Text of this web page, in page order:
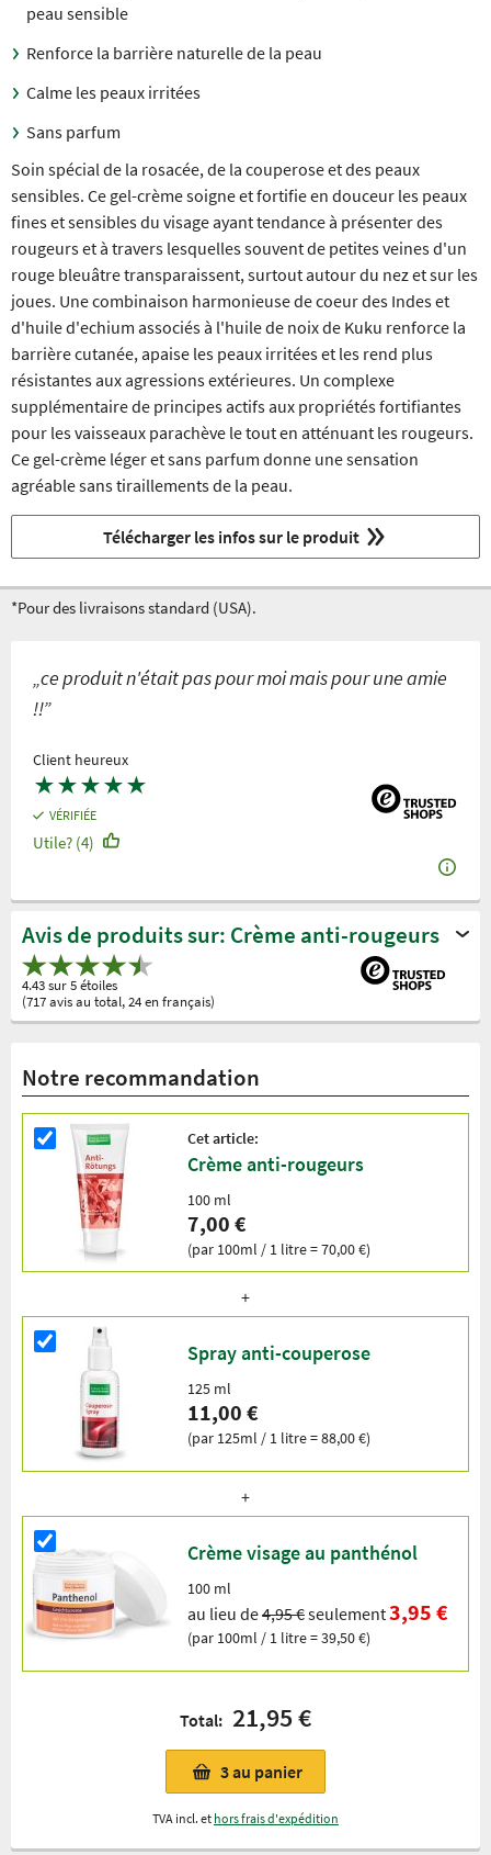
peau sensible
Renforce la barrière naturelle de la peau
Calme les peaux irritées
Sans parfum
Soin spécial de la rosacée, de la couperose et des peaux
sensibles. Ce gel-crème soigne et fortifie en douceur les peaux
fines et sensibles du visage ayant tendance à présenter des
rougeurs et à travers lesquelles souvent de petites veines d'un
rouge bleuâtre transparaissent, surtout autour du nez et sur les
joues. Une combinaison harmonieuse de coeur des Indes et
d'huile d'echium associés à l'huile de noix de Kuku renforce la
barrière cutanée, apaise les peaux irritées et les rend plus
résistantes aux agressions extérieures. Un complexe
supplémentaire de principes actifs aux propriétés fortifiantes
pour les vaisseaux parachève le tout en atténuant les rougeurs.
Ce gel-crème léger et sans parfum donne une sensation
agréable sans tiraillements de la peau.
Télécharger les infos sur le produit
*Pour des livraisons standard (USA).
„ce produit n'était pas pour moi mais pour une amie
!!”
Client heureux
★★★★★
VÉRIFIÉE
Utile? (4)
Avis de produits sur: Crème anti-rougeurs
4.43 sur 5 étoiles
(717 avis au total, 24 en français)
Notre recommandation
Cet article:
Crème anti-rougeurs
100 ml
7,00 €
(par 100ml / 1 litre = 70,00 €)
Spray anti-couperose
125 ml
11,00 €
(par 125ml / 1 litre = 88,00 €)
Crème visage au panthénol
100 ml
au lieu de4,95 €seulement3,95 €
(par 100ml / 1 litre = 39,50 €)
Total: 21,95 €
3au panier
TVA incl. et hors frais d'expédition